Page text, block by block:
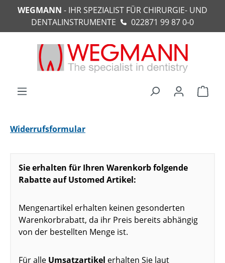
springen
WEGMANN - IHR SPEZIALIST FÜR CHIRURGIE- UND
DENTALINSTRUMENTE
022871 99 87 0-0
Widerrufsformular
Sie erhalten für Ihren Warenkorb folgende
Rabatte auf Ustomed Artikel:
Mengenartikel erhalten keinen gesonderten
Warenkorbrabatt, da ihr Preis bereits abhängig
von der bestellten Menge ist.
Für alle Umsatzartikel erhalten Sie laut